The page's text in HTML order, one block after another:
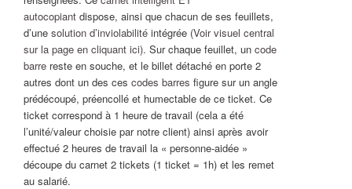
autocopiantdispose, ainsi que chacun de ses feuillets,
d’une solution d’inviolabilitéintégrée (Voir visuel central
sur la page en cliquant ici). Sur chaque feuillet, un code
barrereste en souche, et le billet détaché en porte 2
autres dont un des ces codes barres figure sur un angle
prédécoupé, préencollé et humectable de ce ticket. Ce
ticket correspond à 1 heure de travail (cela a été
l’unité/valeur choisie par notre client) ainsi après avoir
effectué 2 heures de travail la « personne-aidée »
découpe du carnet 2 tickets (1 ticket = 1h) et les remet
au salarié.